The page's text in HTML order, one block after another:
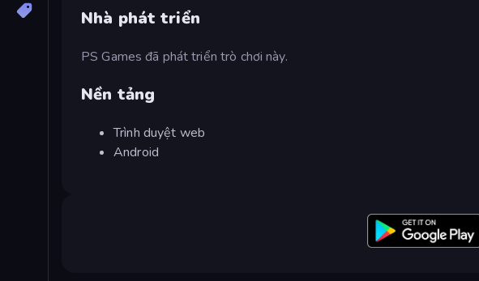
Nhà phát triển
PS Games đã phát triển trò chơi này.
Nền tảng
Trình duyệt web
Android